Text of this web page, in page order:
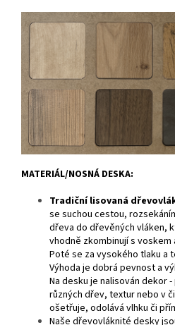
MATERIÁL/NOSNÁ DESKA:
Tradiční lisovaná
se suchou cestou,
dřeva do dřevěných vláken,
vhodně zkombinují s
Poté se za vysokého tlaku a
Výhoda je dobrá pevnost a
Na desku je nalisován dekor
různých dřev, textur nebo v
ošetřuje, odolává vlhku či
Naše dřevovláknité desky